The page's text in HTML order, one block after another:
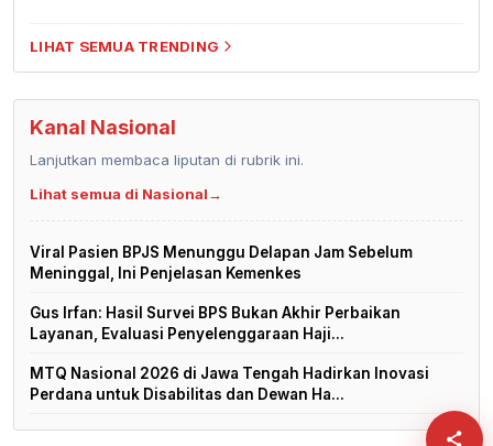
LIHAT SEMUA TRENDING
Kanal Nasional
Lanjutkan membaca liputan di rubrik ini.
Lihat semua di Nasional→
Viral Pasien BPJS Menunggu Delapan Jam Sebelum
Meninggal, Ini Penjelasan Kemenkes
Gus Irfan: Hasil Survei BPS Bukan Akhir Perbaikan
Layanan, Evaluasi Penyelenggaraan Haji...
MTQ Nasional 2026 di Jawa Tengah Hadirkan Inovasi
Perdana untuk Disabilitas dan Dewan Ha...